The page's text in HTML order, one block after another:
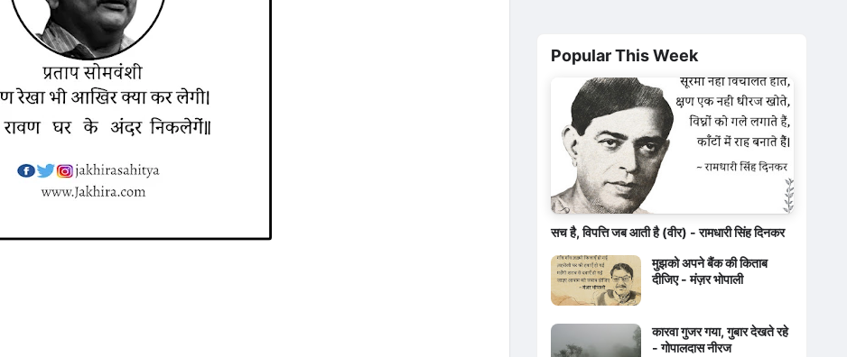
Popular This Week
सच है, विपत्ति जब आती है (वीर) - रामधारी सिंह दिनकर
मुझको अपने बैंक की किताब
दीजिए - मंज़र भोपाली
कारवा गुजर गया, गुबार देखते रहे
- गोपालदास नीरज